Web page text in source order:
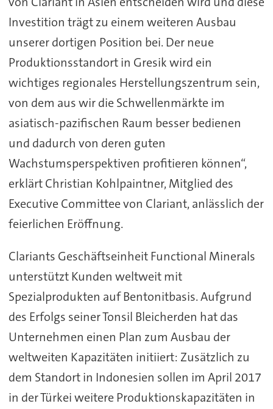
Investition trägt zu einem weiteren Ausbau
unserer dortigen Position bei. Der neue
Produktionsstandort in Gresik wird ein
wichtiges regionales Herstellungszentrum sein,
von dem aus wir die Schwellenmärkte im
asiatisch-pazifischen Raum besser bedienen
und dadurch von deren guten
Wachstumsperspektiven profitieren können“,
erklärt Christian Kohlpaintner, Mitglied des
Executive Committee von Clariant, anlässlich der
feierlichen Eröffnung.
Clariants Geschäftseinheit Functional Minerals
unterstützt Kunden weltweit mit
Spezialprodukten auf Bentonitbasis. Aufgrund
des Erfolgs seiner Tonsil Bleicherden hat das
Unternehmen einen Plan zum Ausbau der
weltweiten Kapazitäten initiiert: Zusätzlich zu
dem Standort in Indonesien sollen im April 2017
in der Türkei weitere Produktionskapazitäten in